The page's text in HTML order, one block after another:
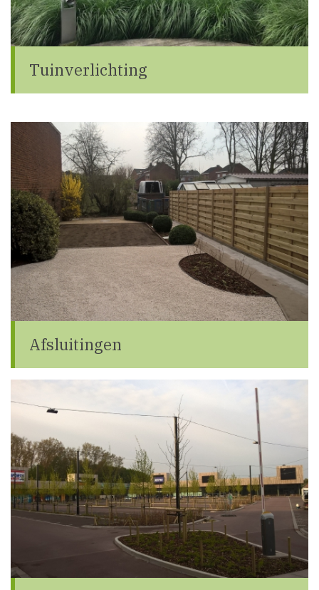
Tuinverlichting
Afsluitingen